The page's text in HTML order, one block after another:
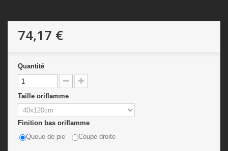
74,17 €
Quantité
Taille oriflamme
Finition bas oriflamme
Queue de pie
Coupe droite